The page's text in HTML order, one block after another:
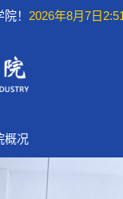
！ 2026年8月7日
概况